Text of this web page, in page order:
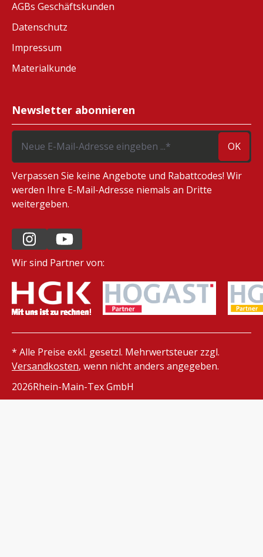
AGBs Geschäftskunden
Datenschutz
Impressum
Materialkunde
Newsletter abonnieren
OK
Verpassen Sie keine Angebote und Rabattcodes! Wir
werden Ihre E-Mail-Adresse niemals an Dritte
weitergeben.
Wir sind Partner von:
* Alle Preise exkl. gesetzl. Mehrwertsteuer zzgl.
Versandkosten, wenn nicht anders angegeben.
2026Rhein-Main-Tex GmbH